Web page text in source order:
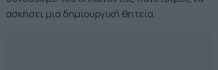
ασκήσει μια δημιουργική θητεία.